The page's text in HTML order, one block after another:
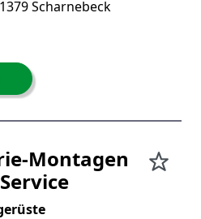
Scharnebeck
Montagen